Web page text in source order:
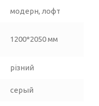
модерн, лофт
1200*2050 мм
різний
серый